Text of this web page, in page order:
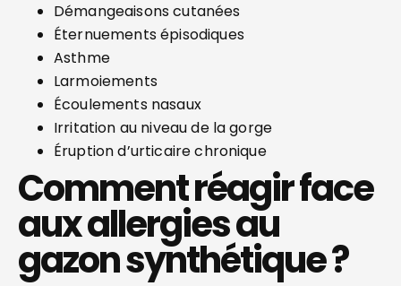
Démangeaisons cutanées
Éternuements épisodiques
Asthme
Larmoiements
Écoulements nasaux
Irritation au niveau de la gorge
Éruption d’urticaire chronique
Comment réagir face
aux allergies au
gazon synthétique ?